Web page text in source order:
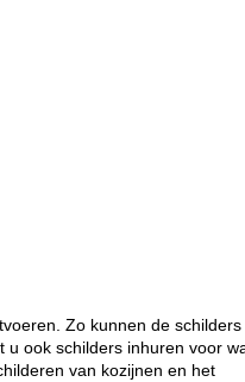
Zo kunnen de schilders
u ook schilders inhuren voor
van kozijnen en het